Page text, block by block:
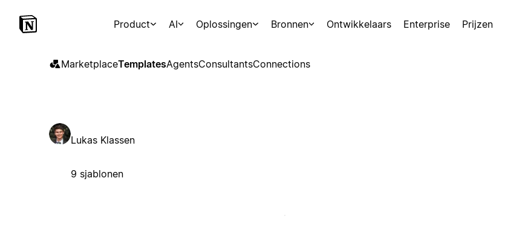
Product AI Oplossingen Bronnen Ontwikkelaars Enterprise Prijzen
MarketplaceTemplatesAgentsConsultantsConnections
Lukas Klassen
9 sjablonen